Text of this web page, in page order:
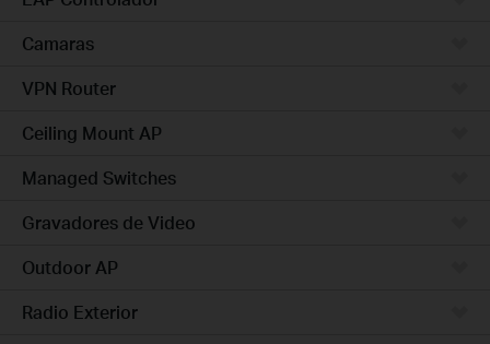
Camaras
VPN Router
Ceiling Mount AP
Managed Switches
Gravadores de Video
Outdoor AP
Radio Exterior